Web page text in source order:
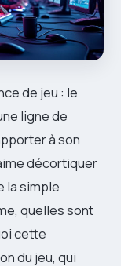
de jeu : le
ligne de
à son
décortiquer
la simple
quelles sont
cette
du jeu, qui